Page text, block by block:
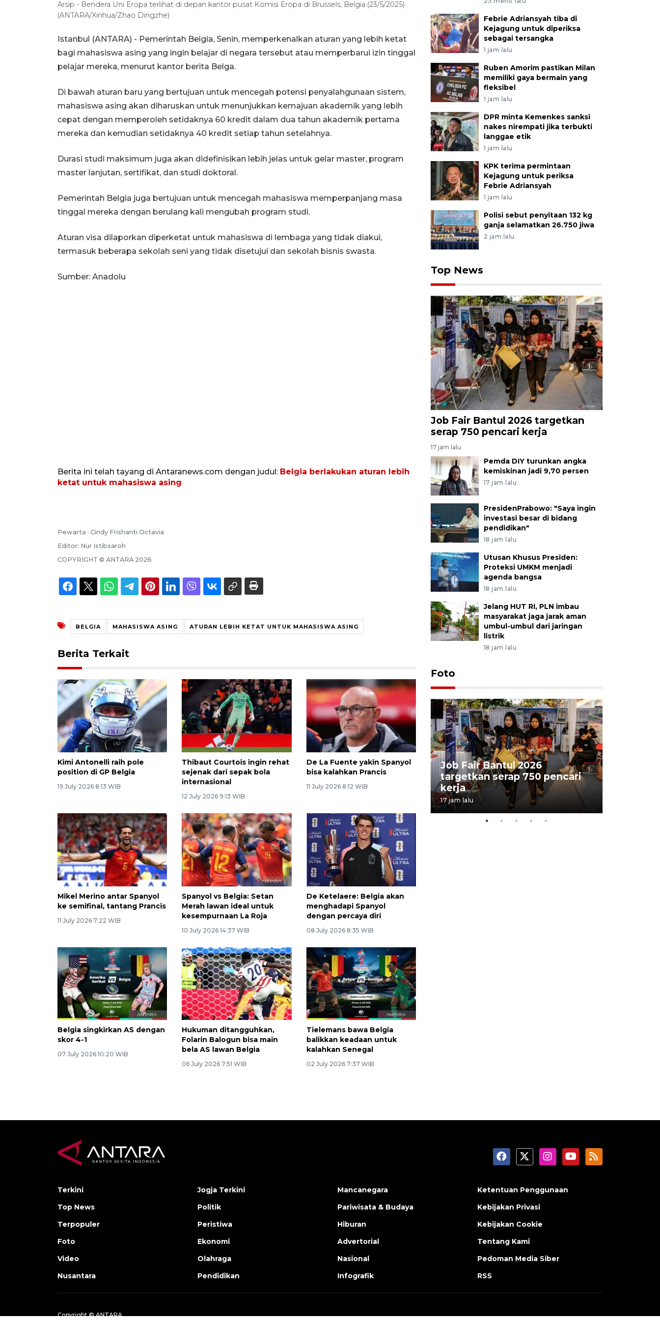
Arsip - Bendera Uni Eropa terlihat di depan kantor pusat Komisi Eropa di Brussels, Belgia (23/5/2025).
(ANTARA/Xinhua/Zhao Dingzhe)
Istanbul (ANTARA) - Pemerintah Belgia, Senin, memperkenalkan aturan yang lebih ketat
bagi mahasiswa asing yang ingin belajar di negara tersebut atau memperbarui izin tinggal
pelajar mereka, menurut kantor berita Belga.
Di bawah aturan baru yang bertujuan untuk mencegah potensi penyalahgunaan sistem,
mahasiswa asing akan diharuskan untuk menunjukkan kemajuan akademik yang lebih
cepat dengan memperoleh setidaknya 60 kredit dalam dua tahun akademik pertama
mereka dan kemudian setidaknya 40 kredit setiap tahun setelahnya.
Durasi studi maksimum juga akan didefinisikan lebih jelas untuk gelar master, program
master lanjutan, sertifikat, dan studi doktoral.
Pemerintah Belgia juga bertujuan untuk mencegah mahasiswa memperpanjang masa
tinggal mereka dengan berulang kali mengubah program studi.
Aturan visa dilaporkan diperketat untuk mahasiswa di lembaga yang tidak diakui,
termasuk beberapa sekolah seni yang tidak disetujui dan sekolah bisnis swasta.
Sumber: Anadolu
Berita ini telah tayang di Antaranews.com dengan judul: Belgia berlakukan aturan lebih
ketat untuk mahasiswa asing
Pewarta : Cindy Frishanti Octavia
Editor: Nur Istibsaroh
COPYRIGHT © ANTARA 2026
BELGIA MAHASISWA ASING ATURAN LEBIH KETAT UNTUK MAHASISWA ASING
Berita Terkait
Kimi Antonelli raih pole
position di GP Belgia
19 July 2026 8:13 WIB
Thibaut Courtois ingin rehat
sejenak dari sepak bola
internasional
12 July 2026 9:13 WIB
De La Fuente yakin Spanyol
bisa kalahkan Prancis
11 July 2026 8:12 WIB
Mikel Merino antar Spanyol
ke semifinal, tantang Prancis
11 July 2026 7:22 WIB
Spanyol vs Belgia: Setan
Merah lawan ideal untuk
kesempurnaan La Roja
10 July 2026 14:37 WIB
De Ketelaere: Belgia akan
menghadapi Spanyol
dengan percaya diri
08 July 2026 8:35 WIB
Belgia singkirkan AS dengan
skor 4-1
07 July 2026 10:20 WIB
Hukuman ditangguhkan,
Folarin Balogun bisa main
bela AS lawan Belgia
06 July 2026 7:51 WIB
Tielemans bawa Belgia
balikkan keadaan untuk
kalahkan Senegal
02 July 2026 7:37 WIB
Febrie Adriansyah tiba di
Kejagung untuk diperiksa
sebagai tersangka
1 jam lalu
Ruben Amorim pastikan Milan
memiliki gaya bermain yang
fleksibel
1 jam lalu
DPR minta Kemenkes sanksi
nakes nirempati jika terbukti
langgae etik
1 jam lalu
KPK terima permintaan
Kejagung untuk periksa
Febrie Adriansyah
1 jam lalu
Polisi sebut penyitaan 132 kg
ganja selamatkan 26.750 jiwa
2 jam lalu
Top News
Job Fair Bantul 2026 targetkan
serap 750 pencari kerja
17 jam lalu
Pemda DIY turunkan angka
kemiskinan jadi 9,70 persen
17 jam lalu
PresidenPrabowo: "Saya ingin
investasi besar di bidang
pendidikan"
18 jam lalu
Utusan Khusus Presiden:
Proteksi UMKM menjadi
agenda bangsa
18 jam lalu
Jelang HUT RI, PLN imbau
masyarakat jaga jarak aman
umbul-umbul dari jaringan
listrik
18 jam lalu
Foto
Pameran seni rupa karya
seniman neurodivergen
Job Fair Bantul 2026
targetkan serap 750 pencari
kerja
17 jam lalu
Terkini
Top News
Terpopuler
Foto
Video
Nusantara
Jogja Terkini
Politik
Peristiwa
Ekonomi
Olahraga
Pendidikan
Mancanegara
Pariwisata & Budaya
Hiburan
Advertorial
Nasional
Infografik
Ketentuan Penggunaan
Kebijakan Privasi
Kebijakan Cookie
Tentang Kami
Pedoman Media Siber
RSS
Copyright © ANTARA